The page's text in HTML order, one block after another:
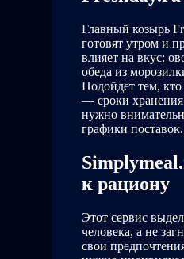
Главный козырь
готовят утром и
влияет на вкус:
обеда из
Подойдет тем,
— сроки хранения
нужно
графики поставок.
к рациону
Этот сервис
человека, а не
свои